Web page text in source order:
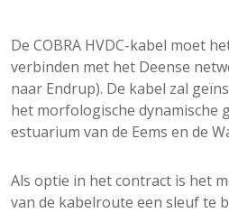
De COBRA HVDC-kabel moet
verbinden met het Deense
naar Endrup). De kabel zal
het morfologische dynamische
estuarium van de Eems en de
Als optie in het contract is het
van de kabelroute een sleuf te